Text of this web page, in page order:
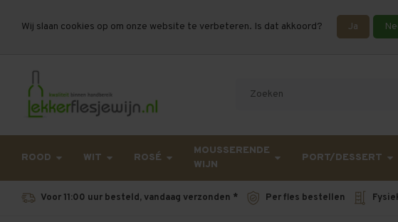
Wij slaan cookies op om onze website te verbeteren. Is dat akkoord? Ja
Let op, vanwege drukte bij PostNL kan uw bestelling langer
ROOD WIT ROSÉ
MOUSSERENDE
WIJN
PORT/DESSERT
Voor 11:00 uur besteld, vandaag verzonden * Per fles bestellen